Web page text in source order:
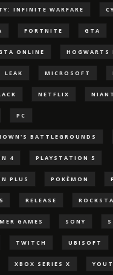
INFINITE WARFARE
FORTNITE GTA
ONLINE HOGWARTS
LEAK MICROSOFT
NETFLIX
PC
BATTLEGROUNDS
4 PLAYSTATION 5
PLUS POKÈMON
RELEASE
GAMES SONY
TWITCH UBISOFT
XBOX SERIES X